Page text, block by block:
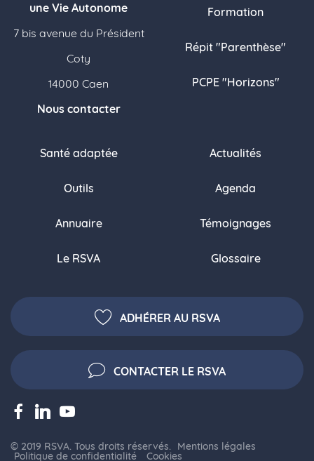
une Vie Autonome
7 bis avenue du Président
Coty
14000 Caen
Nous contacter
Formation
Répit "Parenthèse"
PCPE "Horizons"
Santé adaptée
Outils
Annuaire
Le RSVA
Actualités
Agenda
Témoignages
Glossaire
ADHÉRER AU RSVA
CONTACTER LE RSVA
© 2019 RSVA. Tous droits réservés. Mentions légales
Politique de confidentialité Cookies